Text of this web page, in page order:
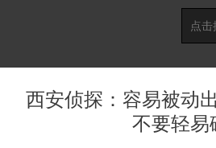
西安侦探：容易被动
不要轻易